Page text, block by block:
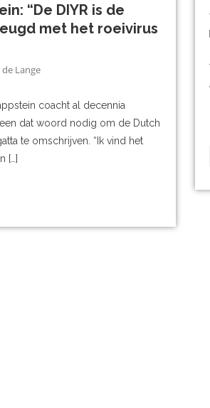
“De DIYR is de
met het roeivirus
Lange
coacht al decennia
dat woord nodig om de Dutch
te omschrijven. “Ik vind het
[…]